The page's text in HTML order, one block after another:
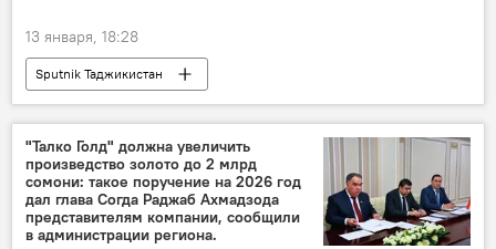
13 января, 18:28
Sputnik Таджикистан
"Талко Голд" должна увеличить
произведство золото до 2 млрд
сомони: такое поручение на 2026 год
дал глава Согда Раджаб Ахмадзода
представителям компании, сообщили
в администрации региона.